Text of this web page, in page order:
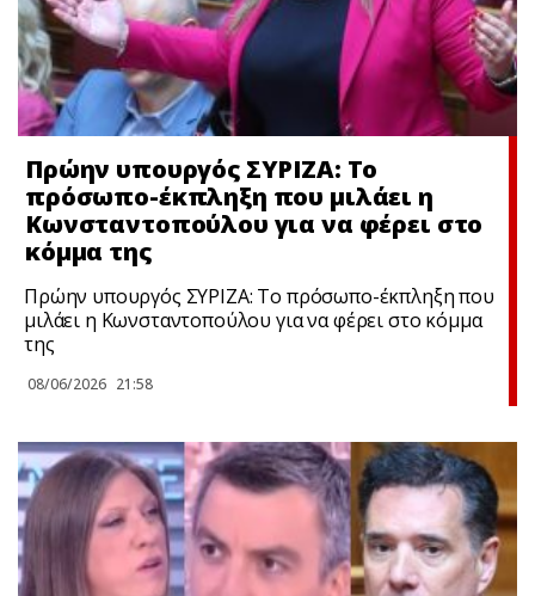
Πρώην υπουργός ΣΥΡΙΖΑ: Το
πρόσωπο-έκπληξη που μιλάει η
Κωνσταντοπούλου για να φέρει στο
κόμμα της
Πρώην υπουργός ΣΥΡΙΖΑ: Το πρόσωπο-έκπληξη που
μιλάει η Κωνσταντοπούλου για να φέρει στο κόμμα
της
08/06/2026 21:58